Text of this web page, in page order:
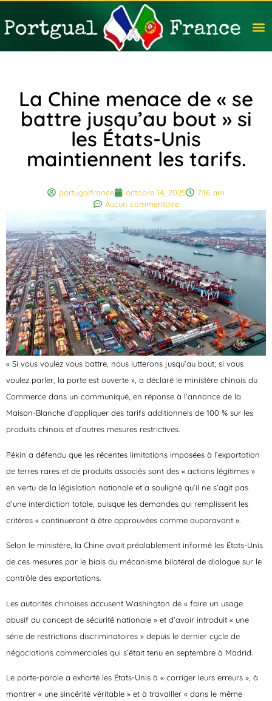
La Chine menace de « se
battre jusqu’au bout » si
les États-Unis
maintiennent les tarifs.
portugalfrance octobre 14, 2025
7:16 am
Aucun commentaire
« Si vous voulez vous battre, nous lutterons jusqu’au bout; si vous
voulez parler, la porte est ouverte », a déclaré le ministère chinois du
Commerce dans un communiqué, en réponse à l’annonce de la
Maison-Blanche d’appliquer des tarifs additionnels de 100 % sur les
produits chinois et d’autres mesures restrictives.
Pékin a défendu que les récentes limitations imposées à l’exportation
de terres rares et de produits associés sont des « actions légitimes »
en vertu de la législation nationale et a souligné qu’il ne s’agit pas
d’une interdiction totale, puisque les demandes qui remplissent les
critères « continueront à être approuvées comme auparavant ».
Selon le ministère, la Chine avait préalablement informé les États-Unis
de ces mesures par le biais du mécanisme bilatéral de dialogue sur le
contrôle des exportations.
Les autorités chinoises accusent Washington de « faire un usage
abusif du concept de sécurité nationale » et d’avoir introduit « une
série de restrictions discriminatoires » depuis le dernier cycle de
négociations commerciales qui s’était tenu en septembre à Madrid.
Le porte-parole a exhorté les États-Unis à « corriger leurs erreurs », à
montrer « une sincérité véritable » et à travailler « dans le même